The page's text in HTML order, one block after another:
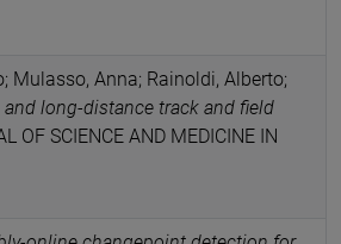
Mulasso, Anna; Rainoldi, Alberto;
long-distance track and field
OF SCIENCE AND MEDICINE IN